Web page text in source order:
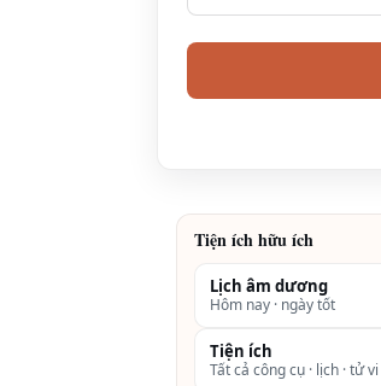
Dịch vụ tiện ích tại
Nhà hàng phục vụ
nghiệp
Tiện ích hữu ích
Lịch âm dương
Hôm nay · ngày tốt
Tiện ích
Tất cả công cụ · lịch · tử vi